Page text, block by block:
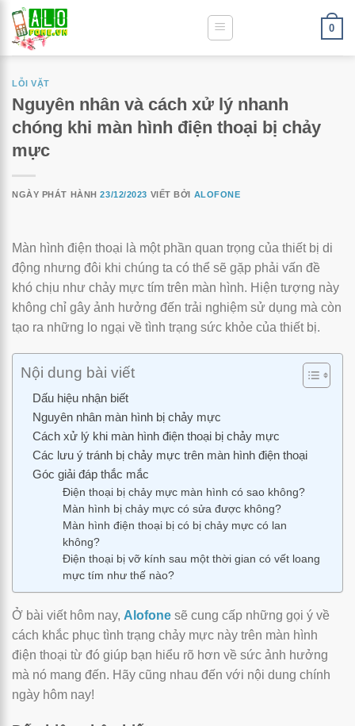
0
LỖI VẶT
Nguyên nhân và cách xử lý nhanh
chóng khi màn hình điện thoại bị chảy
mực
NGÀY PHÁT HÀNH23/12/2023 VIẾT BỞI ALOFONE
Màn hình điện thoại là một phần quan trọng của thiết bị di
động nhưng đôi khi chúng ta có thể sẽ gặp phải vấn đề
khó chịu như chảy mực tím trên màn hình. Hiện tượng này
không chỉ gây ảnh hưởng đến trải nghiệm sử dụng mà còn
tạo ra những lo ngại về tình trạng sức khỏe của thiết bị.
Nội dung bài viết
Dấu hiệu nhận biết
Nguyên nhân màn hình bị chảy mực
Cách xử lý khi màn hình điện thoại bị chảy mực
Các lưu ý tránh bị chảy mực trên màn hình điện thoại
Góc giải đáp thắc mắc
Điện thoại bị chảy mực màn hình có sao không?
Màn hình bị chảy mực có sửa được không?
Màn hình điện thoại bị có bị chảy mực có lan
không?
Điện thoại bị vỡ kính sau một thời gian có vết loang
mực tím như thế nào?
Ở bài viết hôm nay, Alofone sẽ cung cấp những gọi ý về
cách khắc phục tình trạng chảy mực này trên màn hình
điện thoại từ đó giúp bạn hiểu rõ hơn về sức ảnh hưởng
mà nó mang đến. Hãy cũng nhau đến với nội dung chính
ngày hôm nay!